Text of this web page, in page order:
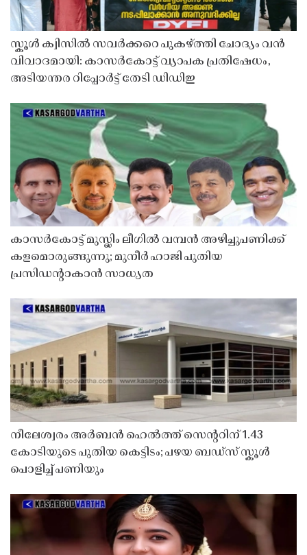
സ്കൂൾ ക്വിസിൽ സവർക്കറെ പുകഴ്ത്തി ചോദ്യം വൻ
വിവാദമായി: കാസർകോട്ട് വ്യാപക പ്രതിഷേധം,
അടിയന്തര റിപ്പോർട്ട് തേടി ഡിഡിഇ
കാസർകോട്ട് മുസ്ലിം ലീഗിൽ വമ്പൻ അഴിച്ചുപണിക്ക്
കളമൊരുങ്ങുന്നു; മുനീർ ഹാജി പുതിയ
പ്രസിഡൻ്റാകാൻ സാധ്യത
നീലേശ്വരം അർബൻ ഹെൽത്ത് സെൻ്ററിന് 1.43
കോടിയുടെ പുതിയ കെട്ടിടം; പഴയ ബഡ്സ് സ്കൂൾ
പൊളിച്ച് പണിയും